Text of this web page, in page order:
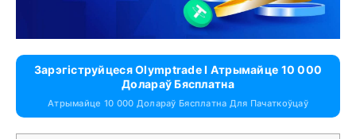
Зарэгіструйцеся Olymptrade І Атрымайце 10 000
Долараў Бясплатна
Атрымайце 10 000 Долараў Бясплатна Для Пачаткоўцаў